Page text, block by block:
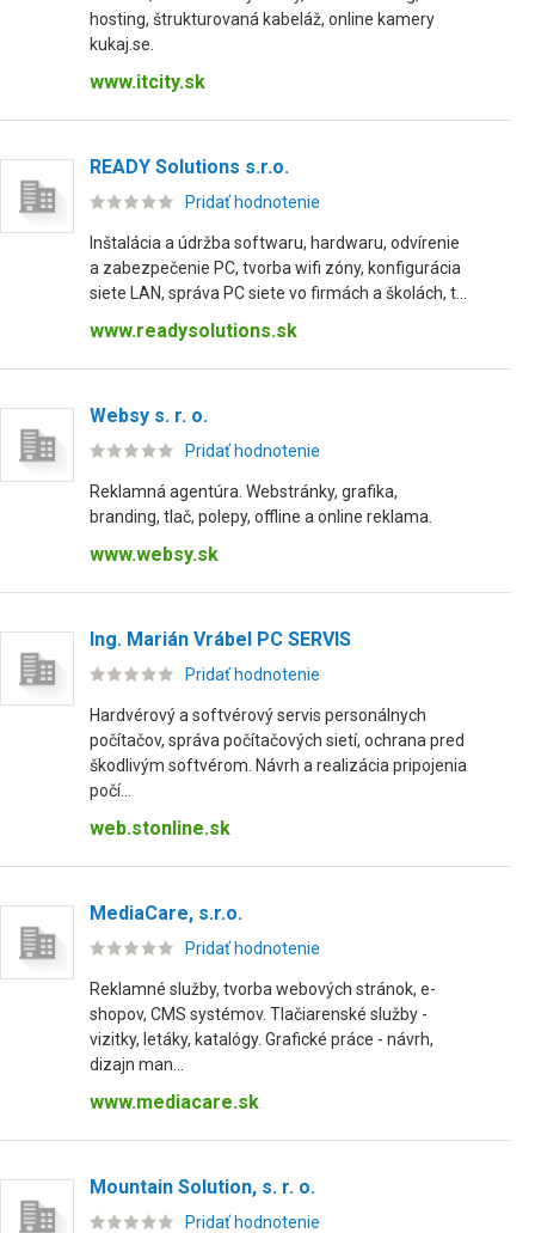
hosting, štrukturovaná kabeláž, online kamery
kukaj.se.
www.itcity.sk
READY Solutions s.r.o.
Pridať hodnotenie
Inštalácia a údržba softwaru, hardwaru, odvírenie
a zabezpečenie PC, tvorba wifi zóny, konfigurácia
siete LAN, správa PC siete vo firmách a školách, t...
www.readysolutions.sk
Websy s. r. o.
Pridať hodnotenie
Reklamná agentúra. Webstránky, grafika,
branding, tlač, polepy, offline a online reklama.
www.websy.sk
Ing. Marián Vrábel PC SERVIS
Pridať hodnotenie
Hardvérový a softvérový servis personálnych
počítačov, správa počítačových sietí, ochrana pred
škodlivým softvérom. Návrh a realizácia pripojenia
počí...
web.stonline.sk
MediaCare, s.r.o.
Pridať hodnotenie
Reklamné služby, tvorba webových stránok, e-
shopov, CMS systémov. Tlačiarenské služby -
vizitky, letáky, katalógy. Grafické práce - návrh,
dizajn man...
www.mediacare.sk
Mountain Solution, s. r. o.
Pridať hodnotenie